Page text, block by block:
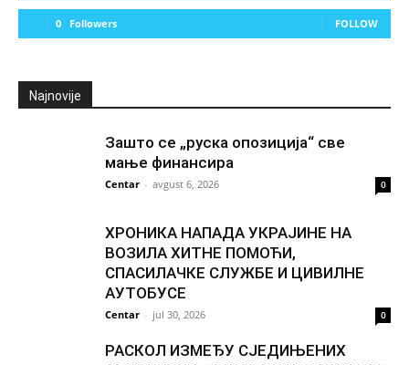
0 Followers FOLLOW
Najnovije
Зашто се „руска опозиција“ све
мање финансира
Centar - avgust 6, 2026 0
ХРОНИКА НАПАДА УКРАЈИНЕ НА
ВОЗИЛА ХИТНЕ ПОМОЋИ,
СПАСИЛАЧКЕ СЛУЖБЕ И ЦИВИЛНЕ
АУТОБУСЕ
Centar - jul 30, 2026 0
РАСКОЛ ИЗМЕЂУ СЈЕДИЊЕНИХ